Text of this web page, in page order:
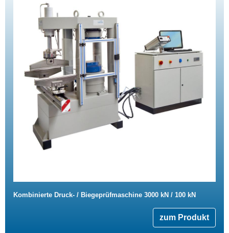
Kombinierte Druck- / Biegeprüfmaschine 3000 kN / 100 kN
zum Produkt